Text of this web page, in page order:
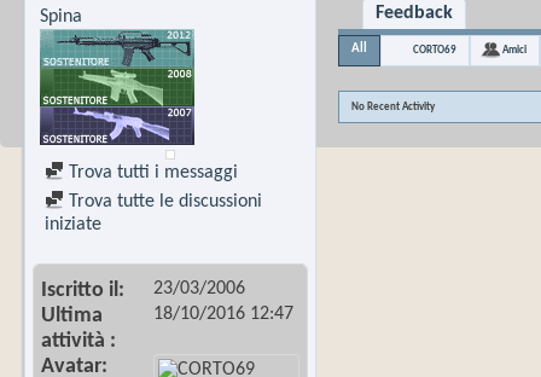
Spina
Trova tutti i messaggi
Trova tutte le discussioni
iniziate
Iscritto il 23/03/2006
Ultima
attività
18/10/2016 12:47
Avatar
Feedback
All CORTO69 Amici
No Recent Activity